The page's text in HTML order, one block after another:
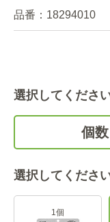
品番： 18294010
選択してくださ
個数
選択してくださ
1個